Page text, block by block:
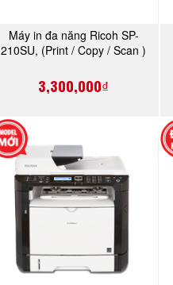
Máy in đa năng Ricoh SP-
210SU, (Print / Copy / Scan )
3,300,000₫
MUA NGAY